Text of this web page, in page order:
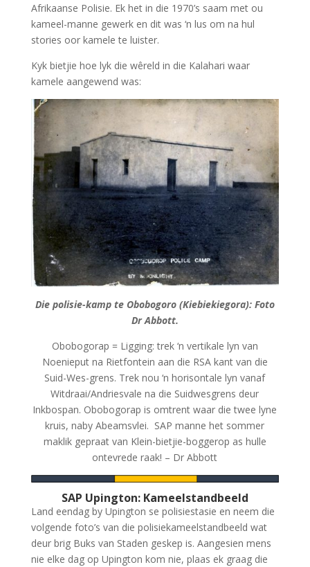
Afrikaanse Polisie. Ek het in die 1970’s saam met ou
kameel-manne gewerk en dit was ‘n lus om na hul
stories oor kamele te luister.
Kyk bietjie hoe lyk die wêreld in die Kalahari waar
kamele aangewend was:
Die polisie-kamp te Obobogoro (Kiebiekiegora): Foto
Dr Abbott.
Obobogorap = Ligging: trek ‘n vertikale lyn van
Noenieput na Rietfontein aan die RSA kant van die
Suid-Wes-grens. Trek nou ‘n horisontale lyn vanaf
Witdraai/Andriesvale na die Suidwesgrens deur
Inkbospan. Obobogorap is omtrent waar die twee lyne
kruis, naby Abeamsvlei. SAP manne het sommer
maklik gepraat van Klein-bietjie-boggerop as hulle
ontevrede raak! – Dr Abbott
SAP Upington: Kameelstandbeeld
Land eendag by Upington se polisiestasie en neem die
volgende foto’s van die polisiekameelstandbeeld wat
deur brig Buks van Staden geskep is. Aangesien mens
nie elke dag op Upington kom nie, plaas ek graag die